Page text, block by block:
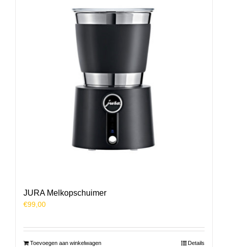
Deze
optie
kan
gekozen
worden
op
de
productpagina
JURA Melkopschuimer
€99,00
Toevoegen aan winkelwagen Details